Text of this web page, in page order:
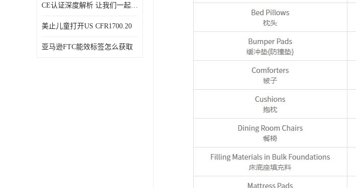
CE认证深度解析 让我们一起来认识CE认证
美止儿童打开US CFR1700.20
亚马逊FTC能效标签怎么获取